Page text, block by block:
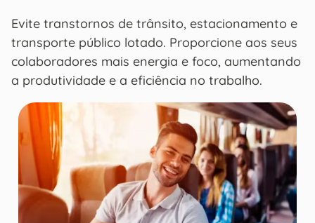
Evite transtornos de trânsito, estacionamento e
transporte público lotado. Proporcione aos seus
colaboradores mais energia e foco, aumentando
a produtividade e a eficiência no trabalho.